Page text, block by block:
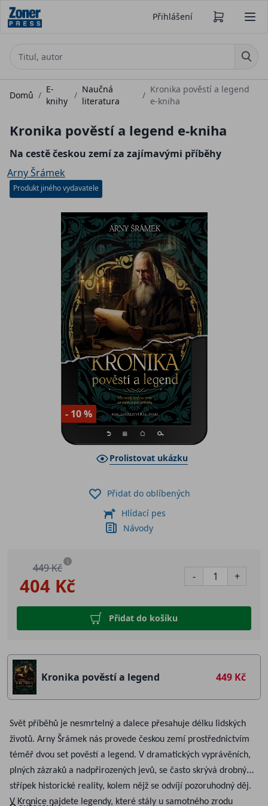
Přihlášení
Domů /
E-
knihy
/
Naučná
literatura
/
Kronika pověstí a legend
e-kniha
Kronika pověstí a legend e-kniha
Na cestě českou zemí za zajímavými příběhy
Arny Šrámek
Produkt jiného vydavatele
- 10 %
Prolistovat ukázku
404 Kč
449 Kč i
- +
Přidat do košíku
Přidat do oblíbených
Hlídací pes
Návody
Kronika pověstí a legend 449 Kč
Svět příběhů je nesmrtelný a dalece přesahuje délku lidských
životů. Arny Šrámek nás provede českou zemí prostřednictvím
téměř dvou set pověstí a legend. V dramatických vyprávěních,
plných zázraků a nadpřirozených jevů, se často skrývá drobný
střípek historické reality, kolem nějž se odvíjí pozoruhodný děj.
V Kronice najdete legendy, které stály u samotného zrodu